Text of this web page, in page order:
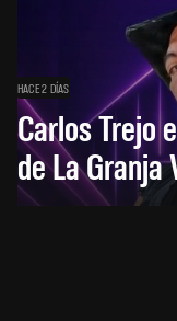
HACE 2 DÍAS
Carlos Trejo
de La Granja